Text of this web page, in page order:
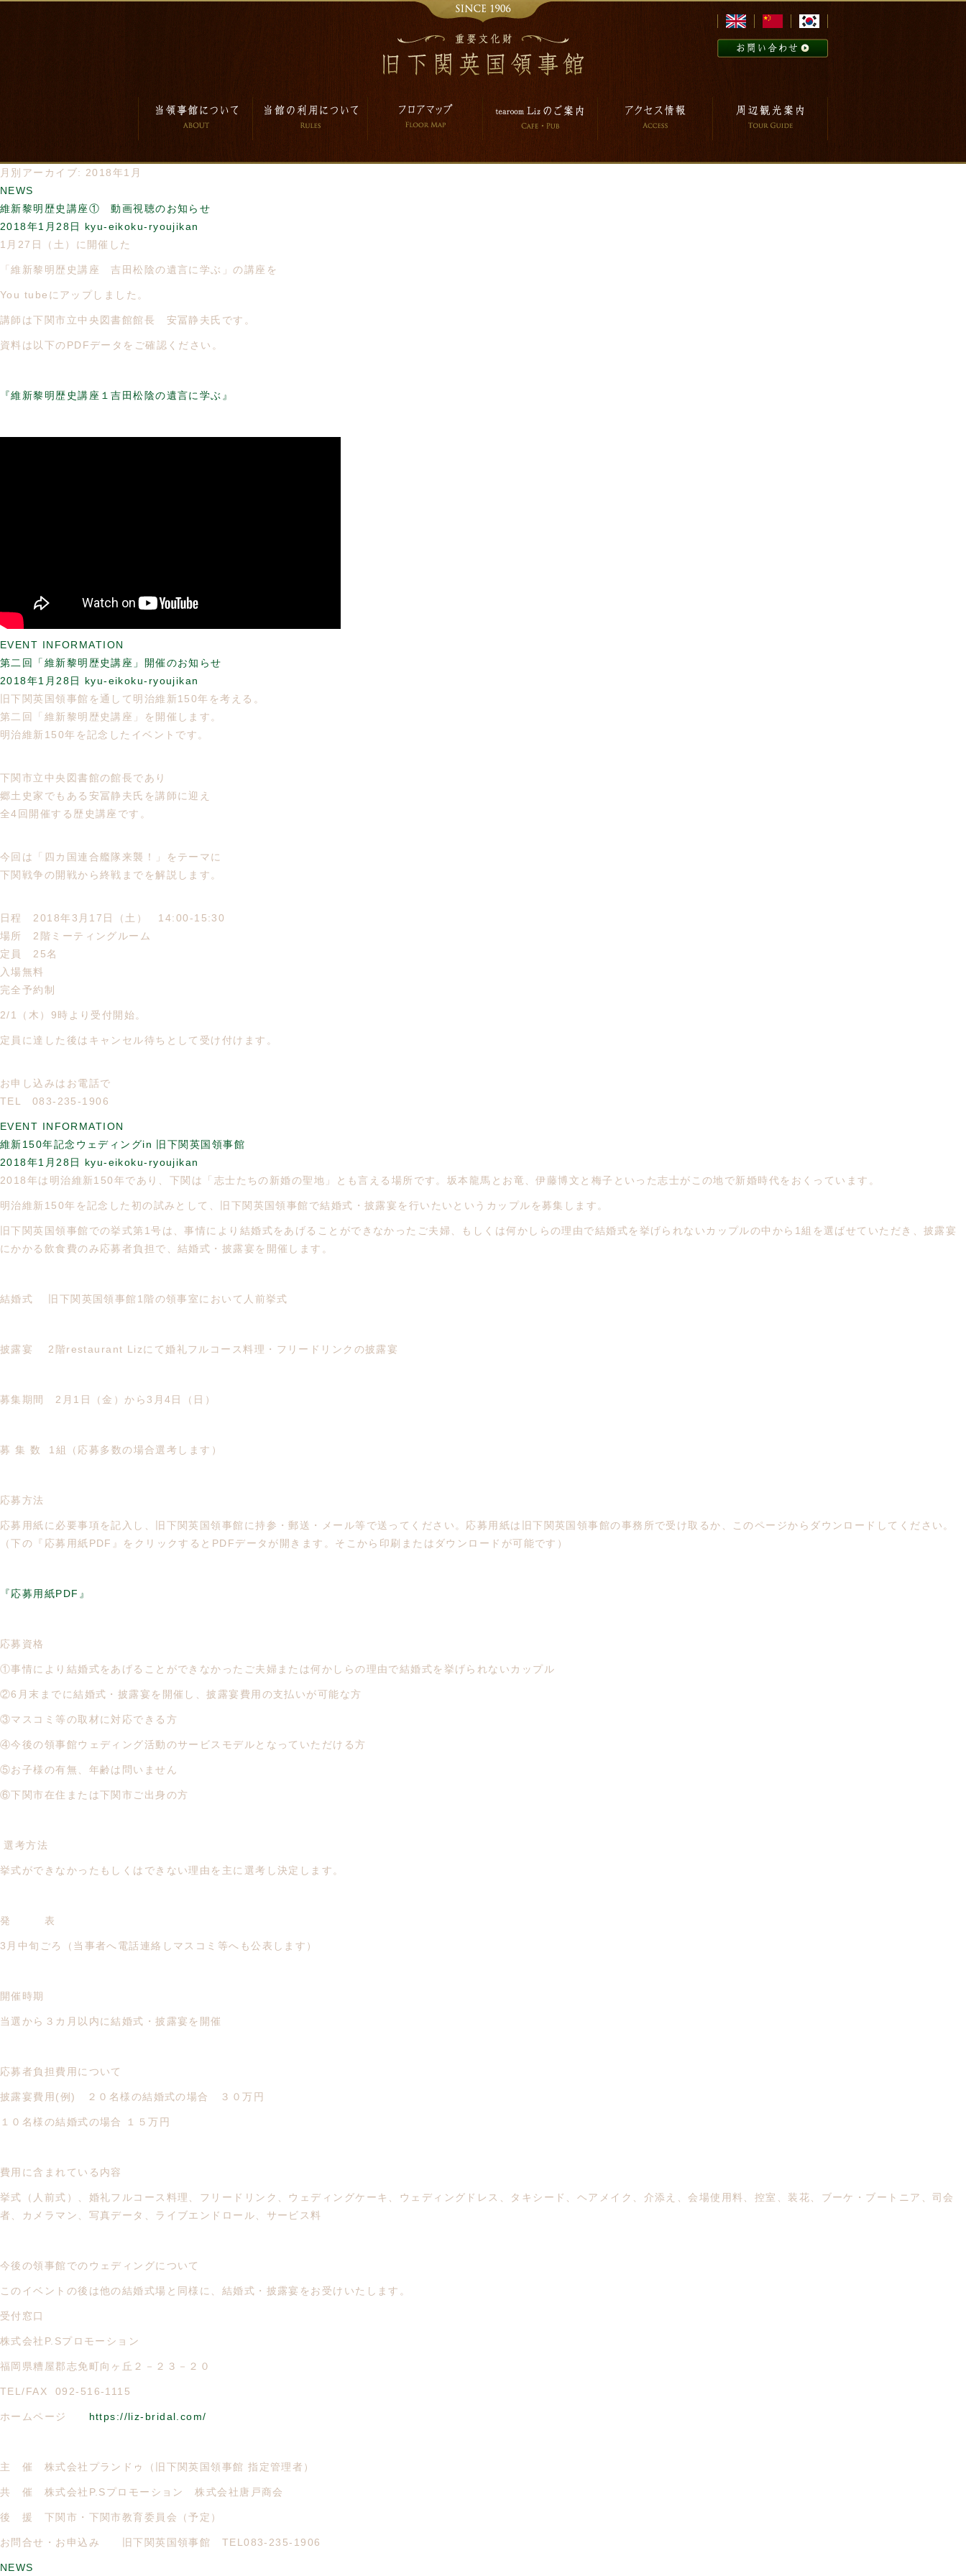
月別アーカイブ: 2018年1月
NEWS
維新黎明歴史講座① 動画視聴のお知らせ
2018年1月28日
kyu-eikoku-ryoujikan
1月27日（土）に開催した
「維新黎明歴史講座 吉田松陰の遺言に学ぶ」の講座を
You tubeにアップしました。
講師は下関市立中央図書館館長 安冨静夫氏です。
資料は以下のPDFデータをご確認ください。
『維新黎明歴史講座１吉田松陰の遺言に学ぶ』
EVENT INFORMATION
第二回「維新黎明歴史講座」開催のお知らせ
2018年1月28日
kyu-eikoku-ryoujikan
旧下関英国領事館を通して明治維新150年を考える。
第二回「維新黎明歴史講座」を開催します。
明治維新150年を記念したイベントです。
下関市立中央図書館の館長であり
郷土史家でもある安冨静夫氏を講師に迎え
全4回開催する歴史講座です。
今回は「四カ国連合艦隊来襲！」をテーマに
下関戦争の開戦から終戦までを解説します。
日程 2018年3月17日（土） 14:00-15:30
場所 2階ミーティングルーム
定員 25名
入場無料
完全予約制
2/1（木）9時より受付開始。
定員に達した後はキャンセル待ちとして受け付けます。
お申し込みはお電話で
TEL 083-235-1906
EVENT INFORMATION
維新150年記念ウェディングin 旧下関英国領事館
2018年1月28日
kyu-eikoku-ryoujikan
2018年は明治維新150年であり、下関は「志士たちの新婚の聖地」とも言える場所です。坂本龍馬とお竜、伊藤博文と梅子といった志士がこの地で新婚時代をおくっています。
明治維新150年を記念した初の試みとして、旧下関英国領事館で結婚式・披露宴を行いたいというカップルを募集します。
旧下関英国領事館での挙式第1号は、事情により結婚式をあげることができなかったご夫婦、もしくは何かしらの理由で結婚式を挙げられないカップルの中から1組を選ばせていただき、披露宴
にかかる飲食費のみ応募者負担で、結婚式・披露宴を開催します。
結婚式 旧下関英国領事館1階の領事室において人前挙式
披露宴 2階restaurant Lizにて婚礼フルコース料理・フリードリンクの披露宴
募集期間 2月1日（金）から3月4日（日）
募 集 数 1組（応募多数の場合選考します）
応募方法
応募用紙に必要事項を記入し、旧下関英国領事館に持参・郵送・メール等で送ってください。応募用紙は旧下関英国領事館の事務所で受け取るか、このページからダウンロードしてください。
（下の『応募用紙PDF』をクリックするとPDFデータが開きます。そこから印刷またはダウンロードが可能です）
『応募用紙PDF』
応募資格
①事情により結婚式をあげることができなかったご夫婦または何かしらの理由で結婚式を挙げられないカップル
②6月末までに結婚式・披露宴を開催し、披露宴費用の支払いが可能な方
③マスコミ等の取材に対応できる方
④今後の領事館ウェディング活動のサービスモデルとなっていただける方
⑤お子様の有無、年齢は問いません
⑥下関市在住または下関市ご出身の方
選考方法
挙式ができなかったもしくはできない理由を主に選考し決定します。
発 表
3月中旬ごろ（当事者へ電話連絡しマスコミ等へも公表します）
開催時期
当選から３カ月以内に結婚式・披露宴を開催
応募者負担費用について
披露宴費用(例) ２０名様の結婚式の場合 ３０万円
１０名様の結婚式の場合 １５万円
費用に含まれている内容
挙式（人前式）、婚礼フルコース料理、フリードリンク、ウェディングケーキ、ウェディングドレス、タキシード、ヘアメイク、介添え、会場使用料、控室、装花、ブーケ・ブートニア、司会
者、カメラマン、写真データ、ライブエンドロール、サービス料
今後の領事館でのウェディングについて
このイベントの後は他の結婚式場と同様に、結婚式・披露宴をお受けいたします。
受付窓口
株式会社P.Sプロモーション
福岡県糟屋郡志免町向ヶ丘２－２３－２０
TEL/FAX 092-516-1115
ホームページ https://liz-bridal.com/
主 催 株式会社プランドゥ（旧下関英国領事館 指定管理者）
共 催 株式会社P.Sプロモーション 株式会社唐戸商会
後 援 下関市・下関市教育委員会（予定）
お問合せ・お申込み 旧下関英国領事館 TEL083-235-1906
NEWS